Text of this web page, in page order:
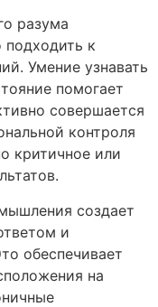
разума
подходить к
Умение узнавать
помогает
совершается
контроля
критичное или
создает
и
обеспечивает
на